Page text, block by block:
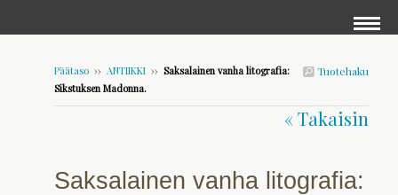
Tuotehaku
Päätaso ›› ANTIIKKI ›› Saksalainen vanha litografia:
Sikstuksen Madonna.
« Takaisin
Saksalainen vanha litografia: